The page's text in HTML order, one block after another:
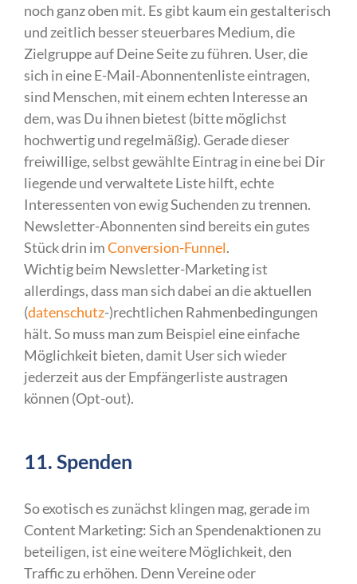
noch ganz oben mit. Es gibt kaum ein gestalterisch
und zeitlich besser steuerbares Medium, die
Zielgruppe auf Deine Seite zu führen. User, die
sich in eine E-Mail-Abonnentenliste eintragen,
sind Menschen, mit einem echten Interesse an
dem, was Du ihnen bietest (bitte möglichst
hochwertig und regelmäßig). Gerade dieser
freiwillige, selbst gewählte Eintrag in eine bei Dir
liegende und verwaltete Liste hilft, echte
Interessenten von ewig Suchenden zu trennen.
Newsletter-Abonnenten sind bereits ein gutes
Stück drin imConversion-Funnel.
Wichtig beim Newsletter-Marketing ist
allerdings, dass man sich dabei an die aktuellen
(datenschutz-)rechtlichen Rahmenbedingungen
hält. So muss man zum Beispiel eine einfache
Möglichkeit bieten, damit User sich wieder
jederzeit aus der Empfängerliste austragen
können (Opt-out).
11. Spenden
So exotisch es zunächst klingen mag, gerade im
Content Marketing: Sich an Spendenaktionen zu
beteiligen, ist eine weitere Möglichkeit, den
Traffic zu erhöhen. Denn Vereine oder